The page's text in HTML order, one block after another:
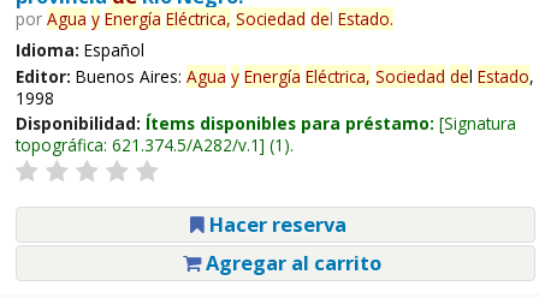
por Agua y Energía Eléctrica, Sociedad del Estado.
Idioma: Español
Editor: Buenos Aires: Agua y Energía Eléctrica, Sociedad del Estado,
1998
Disponibilidad: Ítems disponibles para préstamo: Signatura
topográfica: 621.374.5/A282/v.1 (1).
Hacer reserva
Agregar al carrito